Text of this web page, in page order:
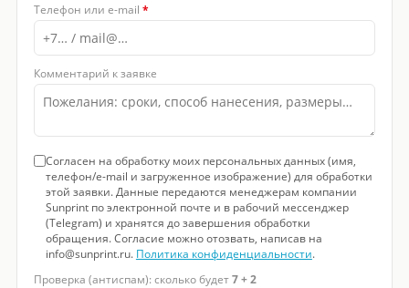
Телефон или e-mail *
Комментарий к заявке
Согласен на обработку моих персональных данных (имя,
телефон/e-mail и загруженное изображение) для обработки
этой заявки. Данные передаются менеджерам компании
Sunprint по электронной почте и в рабочий мессенджер
(Telegram) и хранятся до завершения обработки
обращения. Согласие можно отозвать, написав на
info@sunprint.ru. Политика конфиденциальности.
Проверка (антиспам): сколько будет7 + 2